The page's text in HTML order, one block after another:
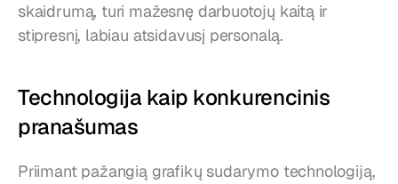
skaidrumą, turi mažesnę darbuotojų kaitą ir
stipresnį, labiau atsidavusį personalą.
Technologija kaip konkurencinis
pranašumas
Priimant pažangią grafikų sudarymo technologiją,